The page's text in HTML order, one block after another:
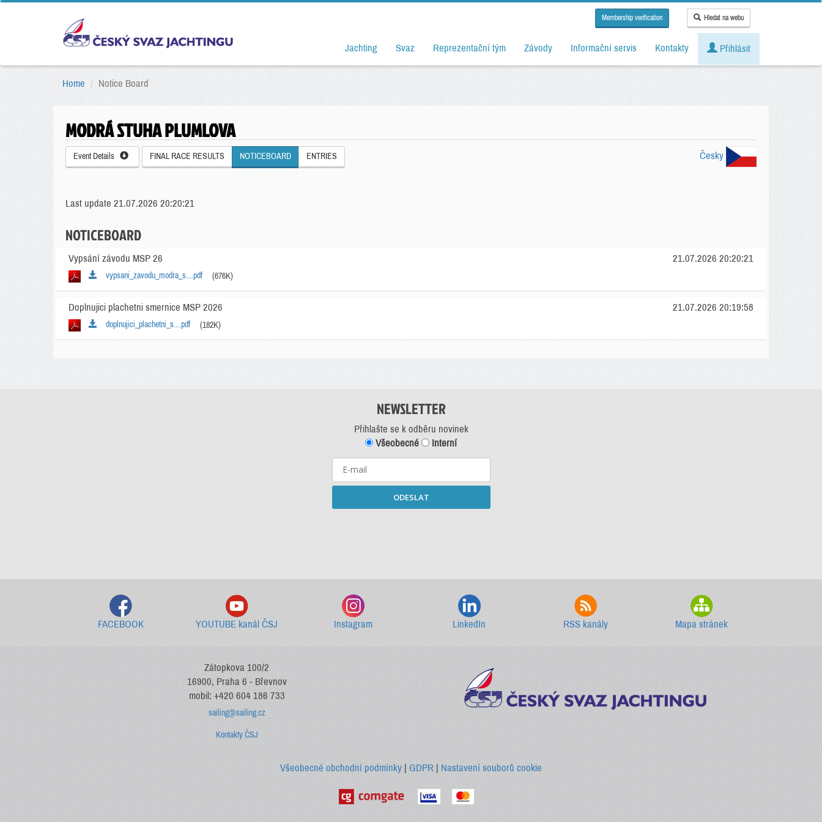
Membership verification Hledat na webu
Jachting Svaz Reprezentační tým Závody Informační servis Kontakty Přihlásit
Home Notice Board
MODRÁ STUHA PLUMLOVA
Event Details FINAL RACE RESULTS NOTICEBOARD ENTRIES Česky
Last update 21.07.2026 20:20:21
NOTICEBOARD
Vypsání závodu MSP 26
vypsani_zavodu_modra_s....pdf (676K)
21.07.2026 20:20:21
Doplnujici plachetni smernice MSP 2026
doplnujici_plachetni_s....pdf (182K)
21.07.2026 20:19:58
NEWSLETTER
Přihlašte se k odběru novinek
Všeobecné
Interní
ODESLAT
FACEBOOK YOUTUBE kanál ČSJ Instagram LinkedIn RSS kanály Mapa stránek
Zátopkova 100/2
16900, Praha 6 - Břevnov
mobil: +420 604 186 733
sailing@sailing.cz
Kontakty ČSJ
Všeobecné obchodní podmínky| GDPR |Nastavení souborů cookie